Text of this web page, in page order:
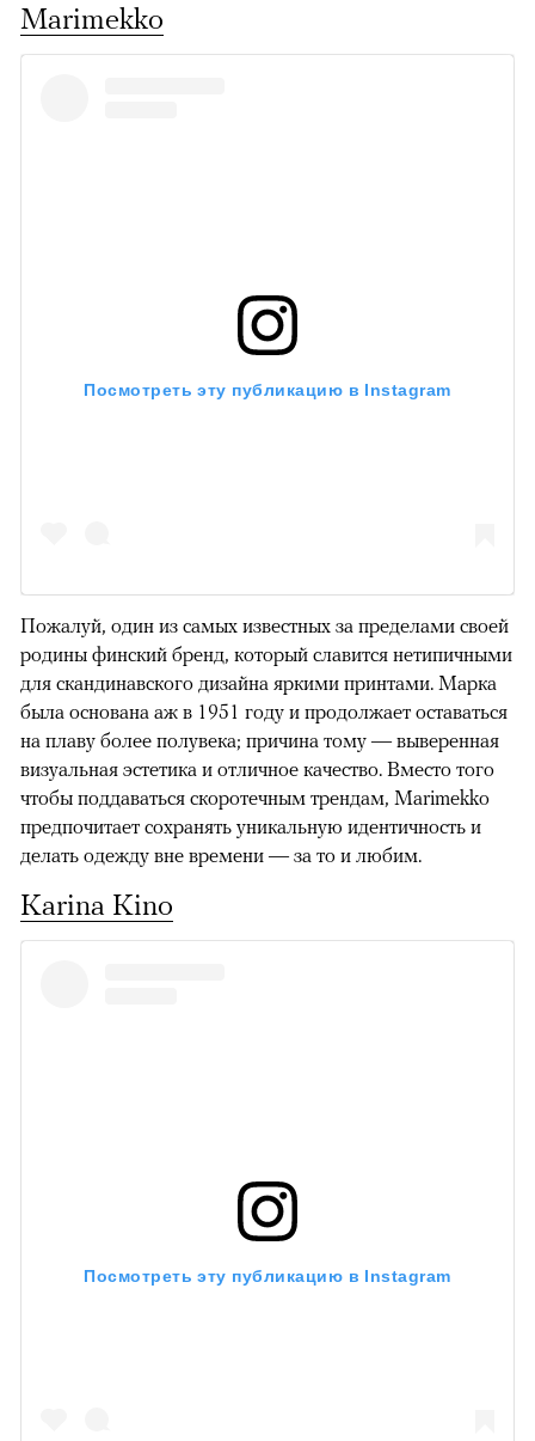
Marimekko
Посмотреть эту публикацию в Instagram
Пожалуй, один из самых известных за пределами своей
родины финский бренд, который славится нетипичными
для скандинавского дизайна яркими принтами. Марка
была основана аж в 1951 году и продолжает оставаться
на плаву более полувека; причина тому — выверенная
визуальная эстетика и отличное качество. Вместо того
чтобы поддаваться скоротечным трендам, Marimekko
предпочитает сохранять уникальную идентичность и
делать одежду вне времени — за то и любим.
Karina Kino
Посмотреть эту публикацию в Instagram